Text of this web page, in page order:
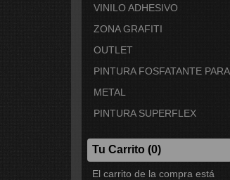
VINILO ADHESIVO
ZONA GRAFITI
OUTLET
PINTURA FOSFATANTE PARA
METAL
PINTURA SUPERFLEX
Tu Carrito (0)
El carrito de la compra está